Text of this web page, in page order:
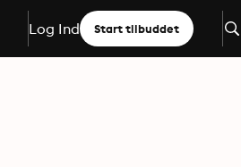
Log Ind Start tilbuddet